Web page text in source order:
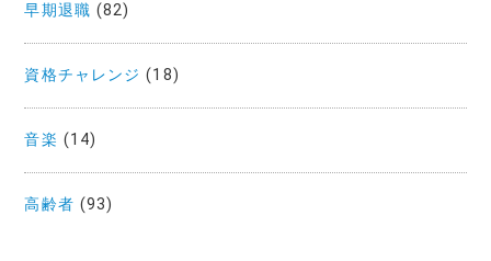
早期退職 (82)
資格チャレンジ (18)
音楽 (14)
高齢者 (93)